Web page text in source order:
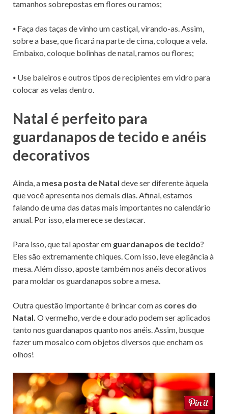
tamanhos sobrepostas em flores ou ramos;
⦁ Faça das taças de vinho um castiçal, virando-as. Assim,
sobre a base, que ficará na parte de cima, coloque a vela.
Embaixo, coloque bolinhas de natal, ramos ou flores;
⦁ Use baleiros e outros tipos de recipientes em vidro para
colocar as velas dentro.
Natal é perfeito para
guardanapos de tecido e anéis
decorativos
Ainda, a mesa posta de Natal deve ser diferente àquela
que você apresenta nos demais dias. Afinal, estamos
falando de uma das datas mais importantes no calendário
anual. Por isso, ela merece se destacar.
Para isso, que tal apostar em guardanapos de tecido?
Eles são extremamente chiques. Com isso, leve elegância à
mesa. Além disso, aposte também nos anéis decorativos
para moldar os guardanapos sobre a mesa.
Outra questão importante é brincar com as cores do
Natal. O vermelho, verde e dourado podem ser aplicados
tanto nos guardanapos quanto nos anéis. Assim, busque
fazer um mosaico com objetos diversos que encham os
olhos!